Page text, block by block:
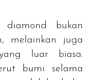
diamond
bukan
melainkan juga
luar biasa.
bumi selama